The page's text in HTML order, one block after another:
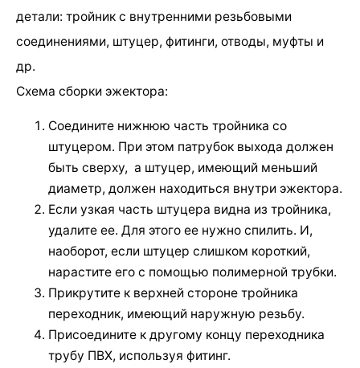
детали: тройник с внутренними резьбовыми
соединениями, штуцер, фитинги, отводы, муфты и
др.
Схема сборки эжектора:
Соедините нижнюю часть тройника со
штуцером. При этом патрубок выхода должен
быть сверху, а штуцер, имеющий меньший
диаметр, должен находиться внутри эжектора.
Если узкая часть штуцера видна из тройника,
удалите ее. Для этого ее нужно спилить. И,
наоборот, если штуцер слишком короткий,
нарастите его с помощью полимерной трубки.
Прикрутите к верхней стороне тройника
переходник, имеющий наружную резьбу.
Присоедините к другому концу переходника
трубу ПВХ, используя фитинг.